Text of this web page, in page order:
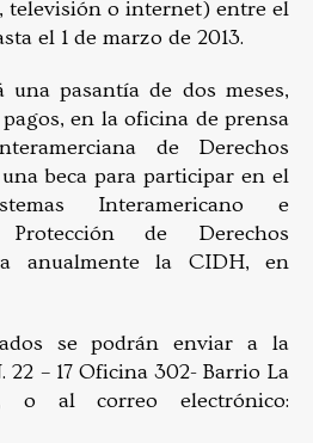
televisión o internet) entre el
el 1 de marzo de 2013.
una pasantía de dos meses,
en la oficina de prensa
de Derechos
beca para participar en el
Interamericano e
de Derechos
anualmente la CIDH, en
se podrán enviar a la
– 17 Oficina 302- Barrio La
o al correo electrónico: